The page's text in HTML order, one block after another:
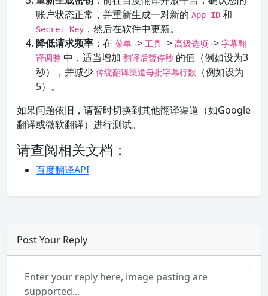
账户状态正常，并重新生成一对新的 App ID 和
Secret Key ，然后在软件中更新。
降低请求频率 ：在 菜单 -> 工具 -> 高级选项 -> 字幕翻
译调整 中，适当增加 翻译后暂停秒 的值（例如设为3
秒），并减少 传统翻译渠道每批字幕行数
（例如设为
5）。
如果问题依旧，请暂时切换到其他翻译渠道（如Google
翻译或微软翻译）进行测试。
请查阅相关文档：
百度翻译API
Post Your Reply